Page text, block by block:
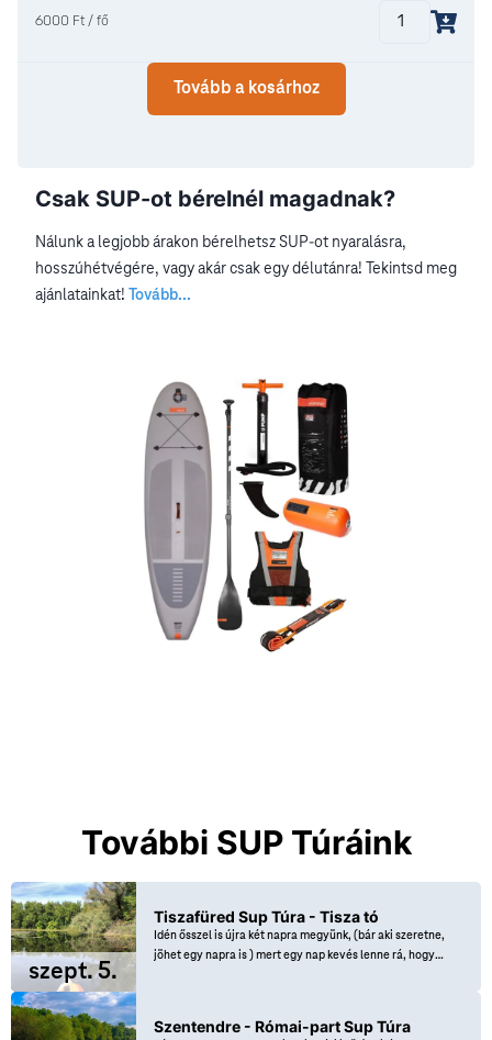
6000 Ft / fő
Tovább a kosárhoz
Csak SUP-ot bérelnél magadnak?
Nálunk a legjobb árakon bérelhetsz SUP-ot nyaralásra,
hosszúhétvégére, vagy akár csak egy délutánra! Tekintsd meg
ajánlatainkat! Tovább...
További SUP Túráink
szept. 5.
Tiszafüred Sup Túra - Tisza tó
Idén ősszel is újra két napra megyünk, (bár aki szeretne,
jöhet egy napra is ) mert egy nap kevés lenne rá, hogy
motorcsónak van és szombat este egy jó bográcsozást is
Szentendre - Római-part Sup Túra